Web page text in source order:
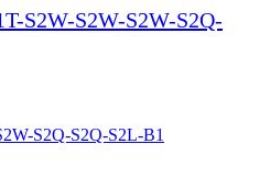
S2W-S2W-S2W-S2Q-
S2Q-S2Q-S2L-B1